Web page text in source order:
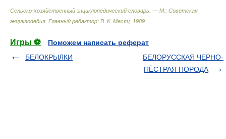
Сельско-хозяйственный энциклопедический словарь. — М.: Советская
энциклопедия Главный редактор: В. К. Месяц 1989
Игры ⚽
Поможем написать реферат
БЕЛОКРЫЛКИ
БЕЛОРУССКАЯ ЧЕРНО-
ПЁСТРАЯ ПОРОДА